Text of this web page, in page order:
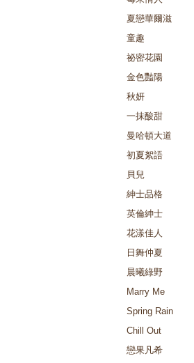
夏戀華爾滋
童趣
祕密花園
金色豔陽
秋妍
一抹酸甜
曼哈頓大道
初夏絮語
貝兒
紳士品格
英倫紳士
花漾佳人
日舞仲夏
晨曦綠野
Marry Me
Spring Rain
Chill Out
戀果凡希